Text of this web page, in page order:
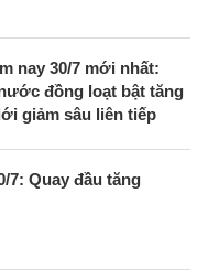
nay 30/7 mới nhất:
đồng loạt bật tăng
giảm sâu liên tiếp
7: Quay đầu tăng